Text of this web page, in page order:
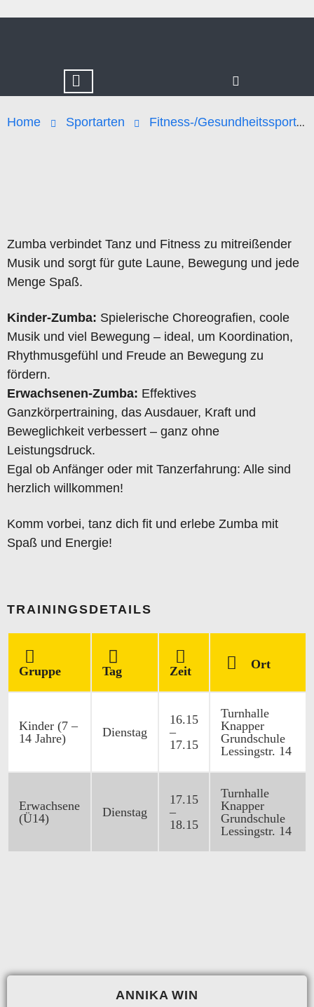
Home Sportarten Fitness-/Gesundheitssport
Zumba verbindet Tanz und Fitness zu mitreißender
Musik und sorgt für gute Laune, Bewegung und jede
Menge Spaß.
Kinder-Zumba: Spielerische Choreografien, coole
Musik und viel Bewegung – ideal, um Koordination,
Rhythmusgefühl und Freude an Bewegung zu
fördern.
Erwachsenen-Zumba: Effektives
Ganzkörpertraining, das Ausdauer, Kraft und
Beweglichkeit verbessert – ganz ohne
Leistungsdruck.
Egal ob Anfänger oder mit Tanzerfahrung: Alle sind
herzlich willkommen!
Komm vorbei, tanz dich fit und erlebe Zumba mit
Spaß und Energie!
TRAININGSDETAILS
Gruppe Tag Zeit Ort
Kinder (7 –
14 Jahre)
Dienstag
16.15
–
17.15
Turnhalle
Knapper
Grundschule
Lessingstr. 14
Erwachsene
(Ü14)
Dienstag
17.15
–
18.15
Turnhalle
Knapper
Grundschule
Lessingstr. 14
ANNIKA WIN